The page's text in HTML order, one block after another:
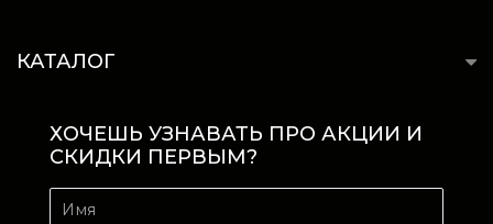
КАТАЛОГ
ХОЧЕШЬ УЗНАВАТЬ ПРО АКЦИИ И
СКИДКИ ПЕРВЫМ?